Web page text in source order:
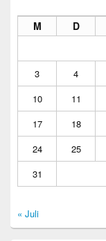
M D
3
4
10
11
17
18
24
25
31
« Juli